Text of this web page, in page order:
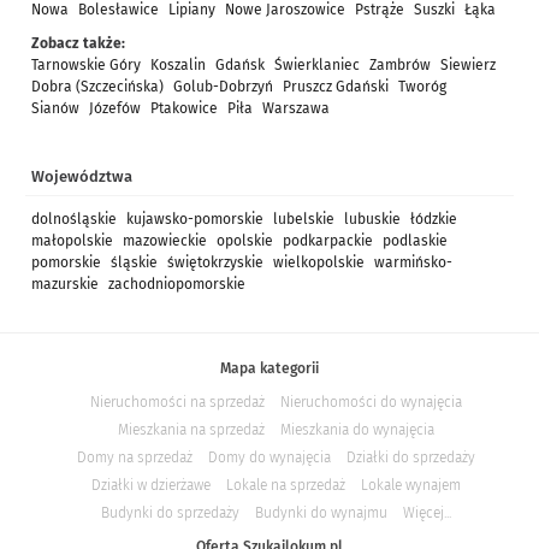
Nowa
Bolesławice Lipiany Nowe Jaroszowice Pstrąże Suszki Łąka
Zobacz także:
Tarnowskie Góry
Koszalin Gdańsk Świerklaniec Zambrów Siewierz
Dobra (Szczecińska) Golub-Dobrzyń Pruszcz Gdański Tworóg
Sianów
Józefów Ptakowice Piła Warszawa
Województwa
dolnośląskie kujawsko-pomorskie lubelskie lubuskie
łódzkie
małopolskie
mazowieckie opolskie podkarpackie
podlaskie
pomorskie
śląskie świętokrzyskie wielkopolskie
warmińsko-
mazurskie
zachodniopomorskie
Mapa kategorii
Nieruchomości na sprzedaż
Nieruchomości do wynajęcia
Mieszkania na sprzedaż
Mieszkania do wynajęcia
Domy na sprzedaż
Domy do wynajęcia
Działki do sprzedaży
Działki w dzierżawe
Lokale na sprzedaż
Lokale wynajem
Budynki do sprzedaży
Budynki do wynajmu
Więcej...